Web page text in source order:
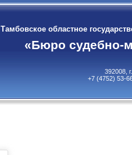
Тамбовское областное
«Бюро судебно-
392008,
+7 (4752) 53-